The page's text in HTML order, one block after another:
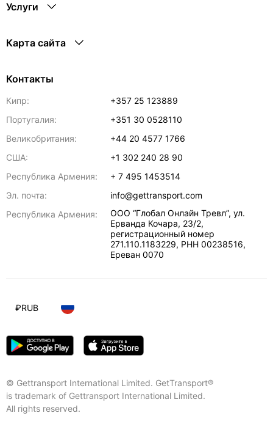
Услуги
Карта сайта
Контакты
Кипр:
+357 25 123889
Португалия:
+351 30 0528110
Великобритания:
+44 20 4577 1766
США:
+1 302 240 28 90
Республика Армения:
+ 7 495 1453514
Эл. почта:
info@gettransport.com
Республика Армения:
ООО “Глобал Онлайн Тревл”, ул.
Ерванда Кочара, 23/2,
регистрационный номер
271.110.1183229, РНН 00238516,
Ереван 0070
© Gettransport International Limited. GetTransport®
is trademark of Gettransport International Limited.
All rights reserved.
₽RUB